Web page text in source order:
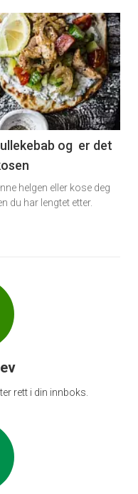
og er det
helgen eller kose deg
du har lengtet etter.
rett i din innboks.